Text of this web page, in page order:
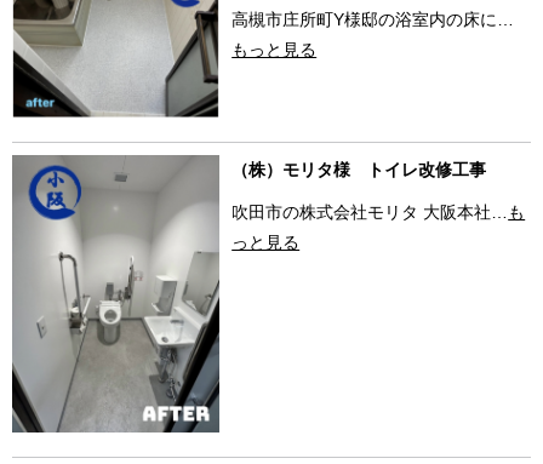
高槻市庄所町Y様邸の浴室内の床に…
もっと見る
（株）モリタ様 トイレ改修工事
吹田市の株式会社モリタ 大阪本社…
も
っと見る